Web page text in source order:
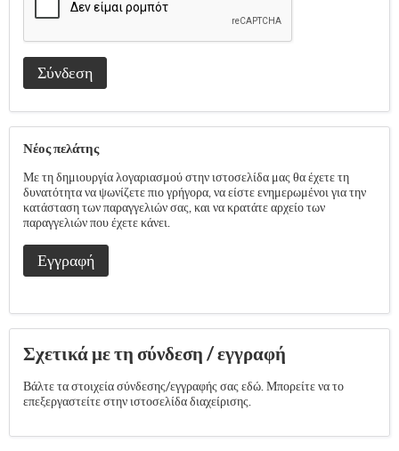
Σύνδεση
Νέος πελάτης
Με τη δημιουργία λογαριασμού στην ιστοσελίδα μας θα έχετε τη
δυνατότητα να ψωνίζετε πιο γρήγορα, να είστε ενημερωμένοι για την
κατάσταση των παραγγελιών σας, και να κρατάτε αρχείο των
παραγγελιών που έχετε κάνει.
Εγγραφή
Σχετικά με τη σύνδεση / εγγραφή
Βάλτε τα στοιχεία σύνδεσης/εγγραφής σας εδώ. Μπορείτε να το
επεξεργαστείτε στην ιστοσελίδα διαχείρισης.